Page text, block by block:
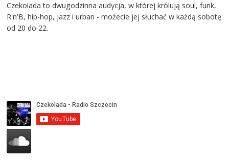
Czekolada to dwugodzinna audycja, w której królują soul, funk,
R'n'B, hip-hop, jazz i urban - możecie jej słuchać w każdą sobotę
od 20 do 22.